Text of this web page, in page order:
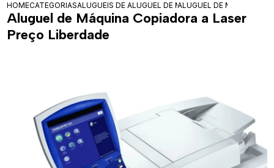
HOMECATEGORIASALUGUEIS DE COPIADORASALUGUEL DE MAQUINA COPIADORA
ALUGUEL DE MAQUINA
Aluguel de Máquina Copiadora a Laser
Preço Liberdade